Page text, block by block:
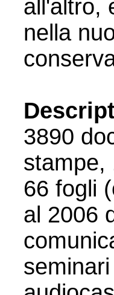
all'altro,
nella
3890
stampe,
66 fogli
al 2006